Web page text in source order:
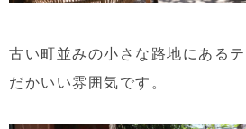
古い町並みの小さな路地にある
だかいい雰囲気です。